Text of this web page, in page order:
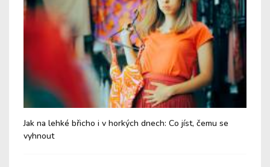
Jak na lehké břicho i v horkých dnech: Co jíst, čemu se
vyhnout